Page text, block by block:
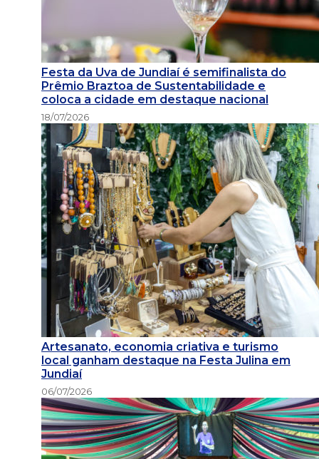
Festa da Uva de Jundiaí é semifinalista do
Prêmio Braztoa de Sustentabilidade e
coloca a cidade em destaque nacional
18/07/2026
Artesanato, economia criativa e turismo
local ganham destaque na Festa Julina em
Jundiaí
06/07/2026